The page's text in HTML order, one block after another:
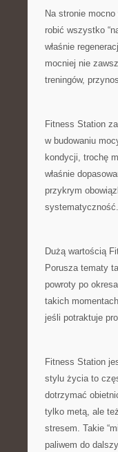
Na stronie
robić wszystko
właśnie
mocniej nie
treningów,
Fitness Station
w budowaniu
kondycji, trochę
właśnie
przykrym
systematyczność.
Dużą wartością
Porusza tematy
powroty po
takich
jeśli potraktuje
Fitness Station
stylu życia to
dotrzymać
tylko metą, ale
stresem. Takie
paliwem do